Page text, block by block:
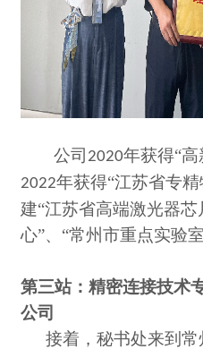
公司 2020年获得“高
2022年获得“江苏省专
建“江苏省高端激光器
心”、“常州市重点实验
第三站：精密连接技术
公司
接着，秘书处来到常